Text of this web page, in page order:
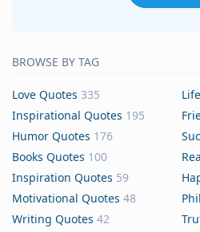
BROWSE BY TAG
Love Quotes 335
Inspirational Quotes 195
Humor Quotes 176
Books Quotes 100
Inspiration Quotes 59
Motivational Quotes 48
Writing Quotes 42